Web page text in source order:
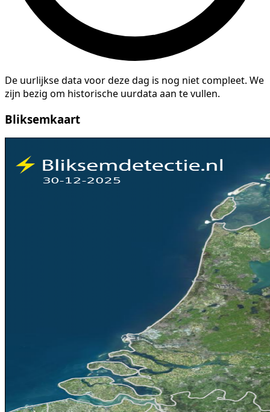
De uurlijkse data voor deze dag is nog niet compleet. We
zijn bezig om historische uurdata aan te vullen.
Bliksemkaart